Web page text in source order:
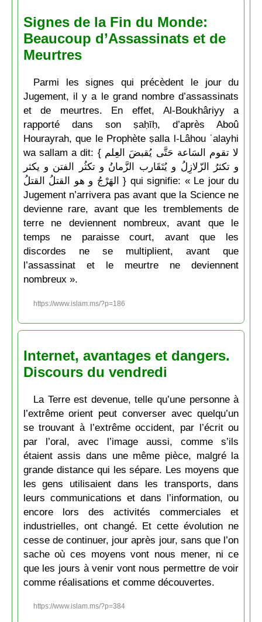
Signes de la Fin du Monde:
Beaucoup d’Assassinats et de
Meurtres
Parmi les signes qui précèdent le jour du
Jugement, il y a le grand nombre d’assassinats
et de meurtres. En effet, Al-Boukhâriyy a
rapporté dans son ṣaḥīḥ, d’après Aboû
Hourayrah, que le Prophète ṣalla l-Lâhou ʿalayhi
wa sallam a dit: { لا تقوم السَاعة حَتَّى يُقبضَ العِلم
و تكثرُ الزّلازِلُ و يُتَقَارب الزَّمانُ و تكثُر الفتن و يكثر
الهَرْجُ و هو القتلُ القتلُ } qui signifie: « Le jour du
Jugement n’arrivera pas avant que la Science ne
devienne rare, avant que les tremblements de
terre ne deviennent nombreux, avant que le
temps ne paraisse court, avant que les
discordes ne se multiplient, avant que
l’assassinat et le meurtre ne deviennent
nombreux ».
https://www.islam.ms/?p=186
Internet, avantages et dangers.
Discours du vendredi
La Terre est devenue, telle qu’une personne à
l’extrême orient peut converser avec quelqu’un
se trouvant à l’extrême occident, par l’écrit ou
par l’oral, avec l’image aussi, comme s’ils
étaient assis dans une même pièce, malgré la
grande distance qui les sépare. Les moyens que
les gens utilisaient dans les transports, dans
leurs communications et dans l’information, ou
encore lors des activités commerciales et
industrielles, ont changé. Et cette évolution ne
cesse de continuer, jour après jour, sans que l’on
sache où ces moyens vont nous mener, ni ce
que les jours à venir vont nous permettre de voir
comme réalisations et comme découvertes.
https://www.islam.ms/?p=384